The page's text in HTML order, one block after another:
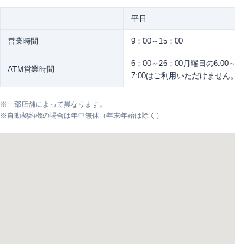
平日
営業時間 9：00～15：00
ATM営業時間
6：00～26：00月曜日の6:00～
7:00はご利用いただけません。
※一部店舗によって異なります。
※自動契約機の場合は年中無休（年末年始は除く）